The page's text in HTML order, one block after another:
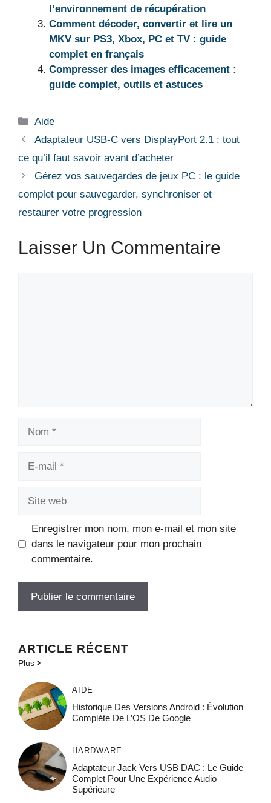
l’environnement de récupération
Comment décoder, convertir et lire un
MKV sur PS3, Xbox, PC et TV : guide
complet en français
Compresser des images efficacement :
guide complet, outils et astuces
Catégories
Aide
Adaptateur USB-C vers DisplayPort 2.1 : tout
ce qu’il faut savoir avant d’acheter
Gérez vos sauvegardes de jeux PC : le guide
complet pour sauvegarder, synchroniser et
restaurer votre progression
Laisser Un Commentaire
Enregistrer mon nom, mon e-mail et mon site
dans le navigateur pour mon prochain
commentaire.
ARTICLE RÉCENT
Plus
AIDE
Historique Des Versions Android : Évolution
Complète De L’OS De Google
HARDWARE
Adaptateur Jack Vers USB DAC : Le Guide
Complet Pour Une Expérience Audio
Supérieure